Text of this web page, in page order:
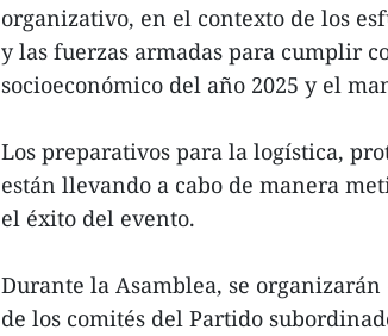
organizativo, en el contexto de los
y las fuerzas armadas para cumplir
socioeconómico del año 2025 y el
Los preparativos para la logística,
están llevando a cabo de manera
el éxito del evento.
Durante la Asamblea, se
de los comités del Partido